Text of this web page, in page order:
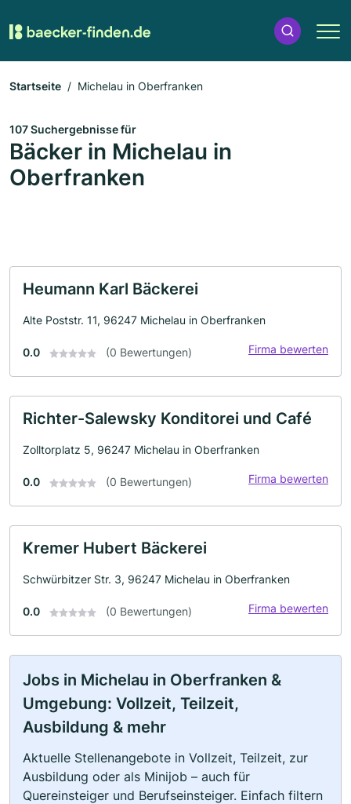
Startseite Michelau in Oberfranken
107 Suchergebnisse für
Bäcker in Michelau in
Oberfranken
Heumann Karl Bäckerei
Alte Poststr. 11, 96247 Michelau in Oberfranken
0.0 (0 Bewertungen) Firma bewerten
Richter-Salewsky Konditorei und Café
Zolltorplatz 5, 96247 Michelau in Oberfranken
0.0 (0 Bewertungen) Firma bewerten
Kremer Hubert Bäckerei
Schwürbitzer Str. 3, 96247 Michelau in Oberfranken
0.0 (0 Bewertungen) Firma bewerten
Jobs in Michelau in Oberfranken &
Umgebung: Vollzeit, Teilzeit,
Ausbildung & mehr
Aktuelle Stellenangebote in Vollzeit, Teilzeit, zur
Ausbildung oder als Minijob – auch für
Quereinsteiger und Berufseinsteiger. Einfach filtern